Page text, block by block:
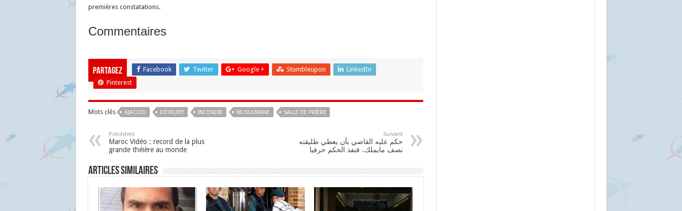
premières constatations.
Commentaires
Partagez Facebook Twitter Google + Stumbleupon
LinkedIn
Pinterest
Mots clés AJACCIO DÉTRUITE INCENDIE MUSULMANE SALLE DE PRIÈRE
Précédent
Maroc Vidéo : record de la plus
grande théière au monde
Suivant
حكم عليه القاضي بأن يعطي طليقته
نصف مايملك، فنفذ الحكم حرفيا
Articles similaires